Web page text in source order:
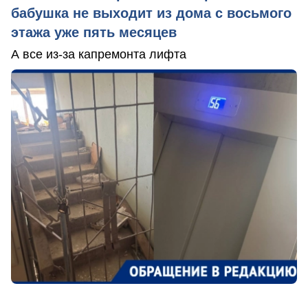
бабушка не выходит из дома с восьмого
этажа уже пять месяцев
А все из-за капремонта лифта